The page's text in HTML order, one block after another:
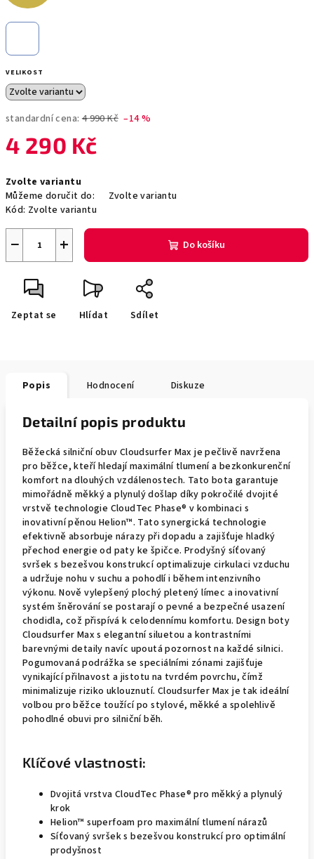
VELIKOST
standardní cena: 4 990 Kč –14 %
4 290 Kč
cena:
Zvolte variantu
Můžeme doručit do:
Zvolte variantu
Kód: Zvolte variantu
+
− Do košíku
Zeptat se Hlídat Sdílet
Popis Hodnocení Diskuze
Detailní popis produktu
Běžecká silniční obuv Cloudsurfer Max je pečlivě navržena
pro běžce, kteří hledají maximální tlumení a bezkonkurenční
komfort na dlouhých vzdálenostech. Tato bota garantuje
mimořádně měkký a plynulý došlap díky pokročilé dvojité
vrstvě technologie CloudTec Phase® v kombinaci s
inovativní pěnou Helion™. Tato synergická technologie
efektivně absorbuje nárazy při dopadu a zajišťuje hladký
přechod energie od paty ke špičce. Prodyšný síťovaný
svršek s bezešvou konstrukcí optimalizuje cirkulaci vzduchu
a udržuje nohu v suchu a pohodlí i během intenzivního
výkonu. Nově vylepšený plochý pletený límec a inovativní
systém šněrování se postarají o pevné a bezpečné usazení
chodidla, což přispívá k celodennímu komfortu. Design boty
Cloudsurfer Max s elegantní siluetou a kontrastními
barevnými detaily navíc upoutá pozornost na každé silnici.
Pogumovaná podrážka se speciálními zónami zajišťuje
vynikající přilnavost a jistotu na tvrdém povrchu, čímž
minimalizuje riziko uklouznutí. Cloudsurfer Max je tak ideální
volbou pro běžce toužící po stylové, měkké a spolehlivě
pohodlné obuvi pro silniční běh.
Klíčové vlastnosti:
Dvojitá vrstva CloudTec Phase® pro měkký a plynulý
krok
Helion™ superfoam pro maximální tlumení nárazů
Síťovaný svršek s bezešvou konstrukcí pro optimální
prodyšnost